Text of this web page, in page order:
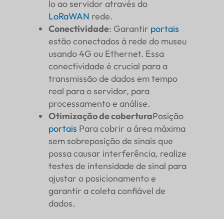
lo ao servidor através do
LoRaWAN rede.
Conectividade: Garantir portais
estão conectados à rede do museu
usando 4G ou Ethernet. Essa
conectividade é crucial para a
transmissão de dados em tempo
real para o servidor, para
processamento e análise.
Otimização de coberturaPosição
portais Para cobrir a área máxima
sem sobreposição de sinais que
possa causar interferência, realize
testes de intensidade de sinal para
ajustar o posicionamento e
garantir a coleta confiável de
dados.